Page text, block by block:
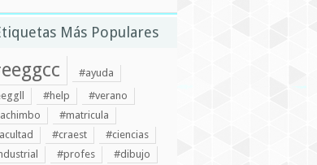
Más Populares
#ayuda
#help
#verano
#matricula
#craest
#ciencias
#profes
#dibujo